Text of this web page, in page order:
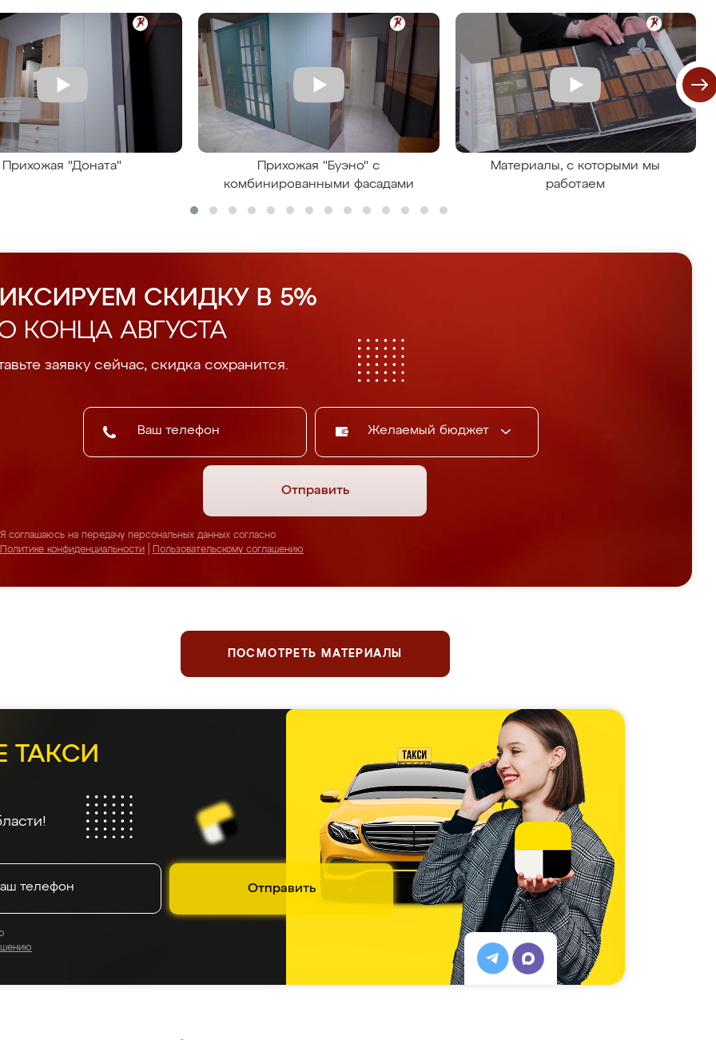
Прихожая "Доната"
Прихожая "Буэно" с
комбинированными фасадами
Материалы, с которыми мы
работаем
СКИДКУ В 5%
КОНЦА АВГУСТА
заявку сейчас, скидка сохранится.
Желаемый бюджет
Отправить
Я соглашаюсь на передачу персональных данных согласно
Политике конфиденциальности
Пользовательскому соглашению
ПОСМОТРЕТЬ МАТЕРИАЛЫ
ТАКСИ
Отправить